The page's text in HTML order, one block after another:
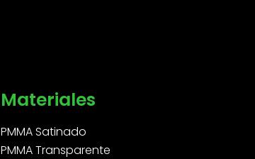
Materiales
PMMA Satinado
PMMA Transparente